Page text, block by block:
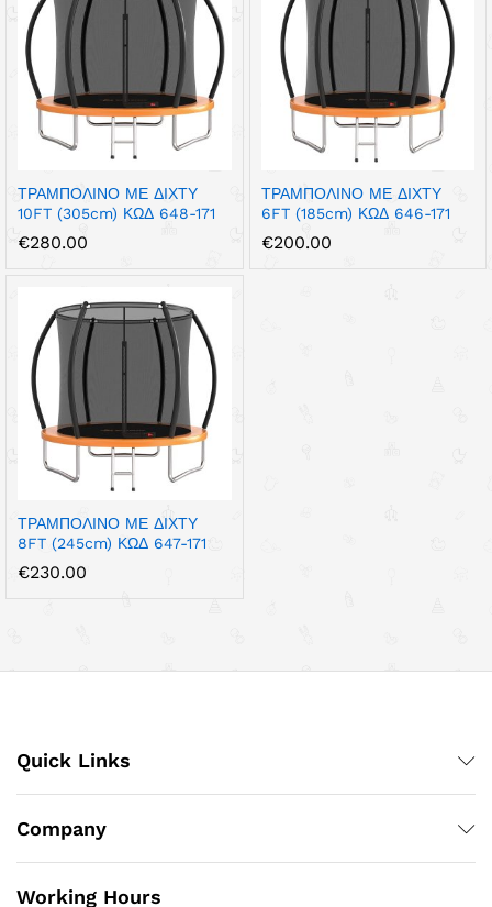
ΤΡΑΜΠΟΛΙΝΟ ΜΕ ΔΙΧΤΥ
10FT (305cm) ΚΩΔ 648-171
€280.00
ΤΡΑΜΠΟΛΙΝΟ ΜΕ ΔΙΧΤΥ
6FT (185cm) ΚΩΔ 646-171
€200.00
ΤΡΑΜΠΟΛΙΝΟ ΜΕ ΔΙΧΤΥ
8FT (245cm) ΚΩΔ 647-171
€230.00
Quick Links
Company
Working Hours